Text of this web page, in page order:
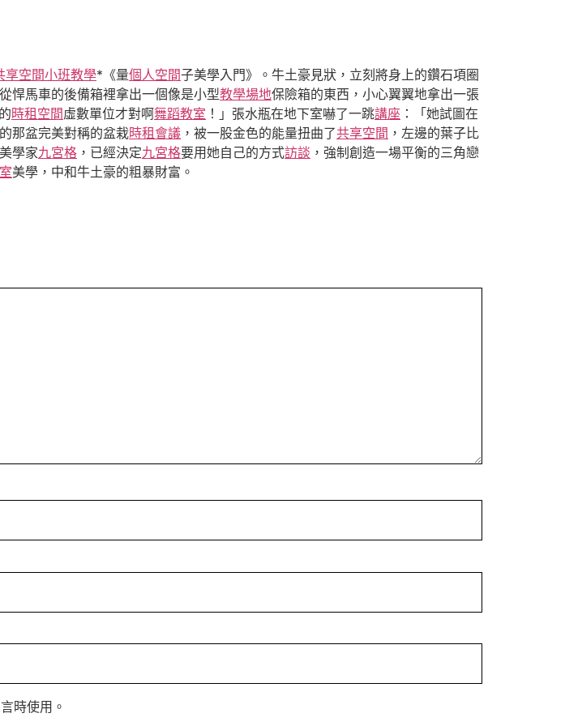
享空間小班教學*《量個人空間子美學入門》。牛土豪見狀，立刻將身上的鑽石項圈
悍馬車的後備箱裡拿出一個像是小型教學場地保險箱的東西，小心翼翼地拿出一張
時租空間虛數單位才對啊舞蹈教室 ！」張水瓶在地下室嚇了一跳講座 ：「她試圖在
那盆完美對稱的盆栽時租會議 ，被一股金色的能量扭曲了共享空間 ，左邊的葉子比
學家九宮格 ，已經決定九宮格要用她自己的方式訪談 ，強制創造一場平衡的三角戀
美學，中和牛土豪的粗暴財富。
時使用。